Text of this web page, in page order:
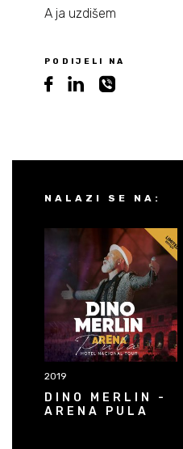
A ja uzdišem
PODIJELI NA
NALAZI SE NA:
2019
DINO MERLIN -
ARENA PULA